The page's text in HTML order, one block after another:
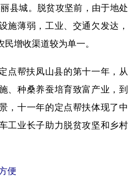
量子 体育
健康 军事
图片
金融 汽车
信息化 数字经济
银龄 溯源中国
路
县城。脱贫攻坚前，由于地处
施薄弱，工业、交通欠发达，
增收渠道较为单一。
帮扶凤山县的第十一年，从
、种桑养蚕培育致富产业，到
，十一年的定点帮扶体现了中
工业长子助力脱贫攻坚和乡村
便